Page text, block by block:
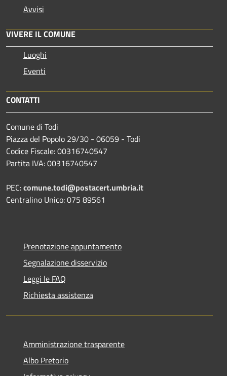
Avvisi
VIVERE IL COMUNE
Luoghi
Eventi
CONTATTI
Comune di Todi
Piazza del Popolo 29/30 - 06059 - Todi
Codice Fiscale: 00316740547
Partita IVA: 00316740547
PEC:comune.todi@postacert.umbria.it
Centralino Unico: 075 89561
Prenotazione appuntamento
Segnalazione disservizio
Leggi le FAQ
Richiesta assistenza
Amministrazione trasparente
Albo Pretorio